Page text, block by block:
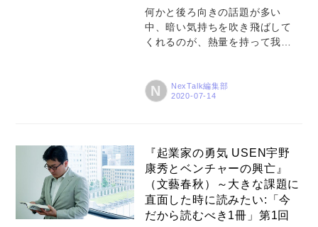
と、戦災孤児の信（しん・後の
秦国大将軍の李信）の成長と活
躍を描くこの超大作の読みどこ
ろとは――。清水さんが熱く語
年北海道生ま...
何かと後ろ向きの話題が多い
中、暗い気持ちを吹き飛ばして
くれるのが、熱量を持って我が
が登場。「マイブーム」「いや
げ物」「ゆるキャラ」などさま
い求めるテーマが「仏像」で
す。1990年代からは、作家いと
うせいこうさんと共に「見仏
記」もスタート。ずっと、「仏
像を描く」ことに夢中と言いま
す。そんなみうらさんに、仏像
N NexTalk編集部
『起業家の勇気 USEN宇野
康秀とベンチャーの興亡』
（文藝春秋）～大きな課題に
直面した時に読みたい:「今
だから読むべき1冊」第1回